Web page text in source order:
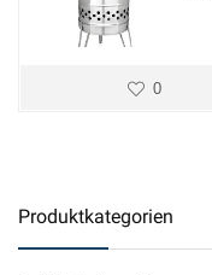
0
Produktkategorien